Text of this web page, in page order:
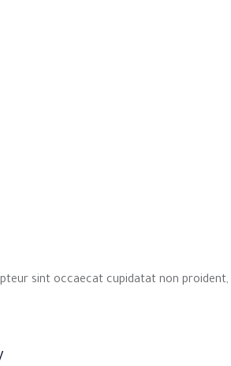
sint occaecat cupidatat non proident,